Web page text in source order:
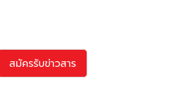
สมัครรับข่าวสาร